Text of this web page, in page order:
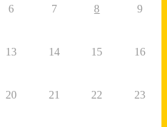
6 7 8 9
13 14 15 16
20 21 22 23